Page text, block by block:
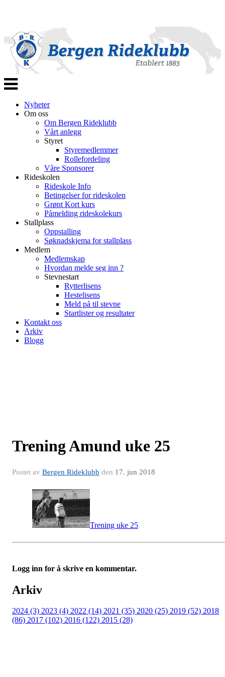
Veksle
navigasjon
Nyheter
Om oss
Om Bergen Rideklubb
Vårt anlegg
Styret
Styremedlemmer
Rollefordeling
Våre Sponsorer
Rideskolen
Rideskole Info
Betingelser for rideskolen
Grønt Kort kurs
Påmelding rideskolekurs
Stallplass
Oppstalling
Søknadskjema for stallplass
Medlem
Medlemskap
Hvordan melde seg inn ?
Stevnestart
Rytterlisens
Hestelisens
Meld på til stevne
Startlister og resultater
Kontakt oss
Arkiv
Blogg
Trening Amund uke 25
Postet av Bergen Rideklubb den 17. jun 2018
Trening uke 25
Logg inn for å skrive en kommentar.
Arkiv
2024 (3) 2023 (4) 2022 (14) 2021 (35) 2020 (25) 2019 (52) 2018
(86) 2017 (102) 2016 (122) 2015 (28)